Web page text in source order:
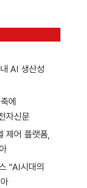
AI 생산성
에
자신문
제어 플랫폼,
“AI시대의